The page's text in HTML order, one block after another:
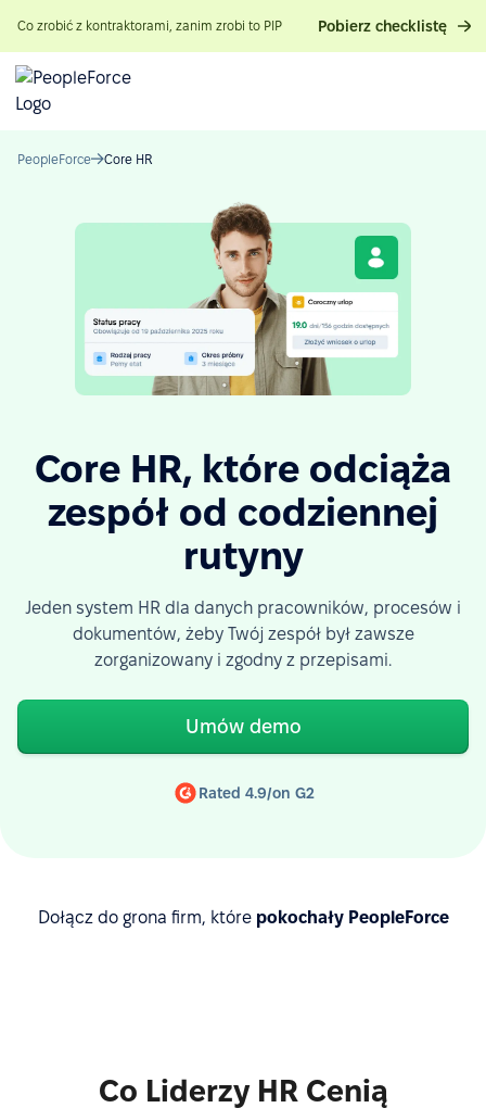
Co zrobić z kontraktorami, zanim zrobi to PIP Pobierz checklistę
PeopleForce Core HR
Core HR, które odciąża
zespół od codziennej
rutyny
Jeden system HR dla danych pracowników, procesów i
dokumentów, żeby Twój zespół był zawsze
zorganizowany i zgodny z przepisami.
Umów demo
Rated 4.9/on G2
Dołącz do grona firm, które pokochały PeopleForce
Co Liderzy HR Cenią